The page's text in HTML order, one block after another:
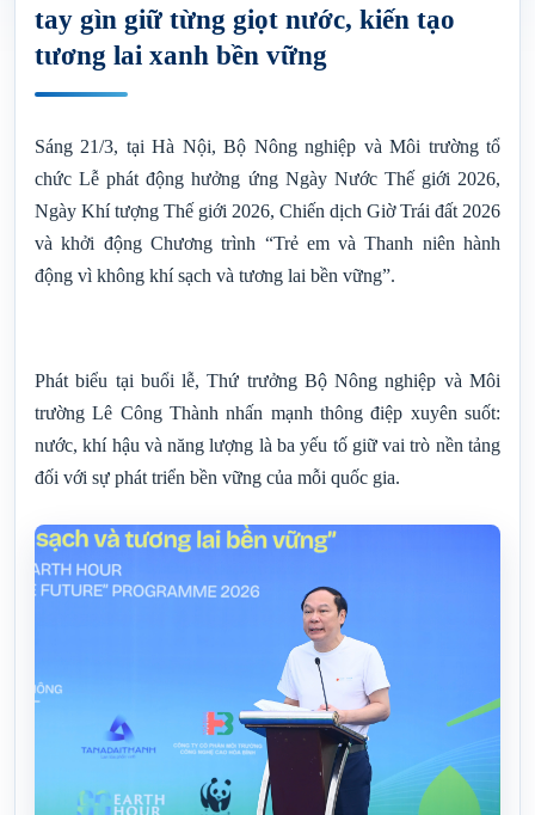
tay gìn giữ từng giọt nước, kiến tạo
tương lai xanh bền vững
Sáng 21/3, tại Hà Nội, Bộ Nông nghiệp và Môi trường tổ
chức Lễ phát động hưởng ứng Ngày Nước Thế giới 2026,
Ngày Khí tượng Thế giới 2026, Chiến dịch Giờ Trái đất 2026
và khởi động Chương trình “Trẻ em và Thanh niên hành
động vì không khí sạch và tương lai bền vững”.
Phát biểu tại buổi lễ, Thứ trưởng Bộ Nông nghiệp và Môi
trường Lê Công Thành nhấn mạnh thông điệp xuyên suốt:
nước, khí hậu và năng lượng là ba yếu tố giữ vai trò nền tảng
đối với sự phát triển bền vững của mỗi quốc gia.